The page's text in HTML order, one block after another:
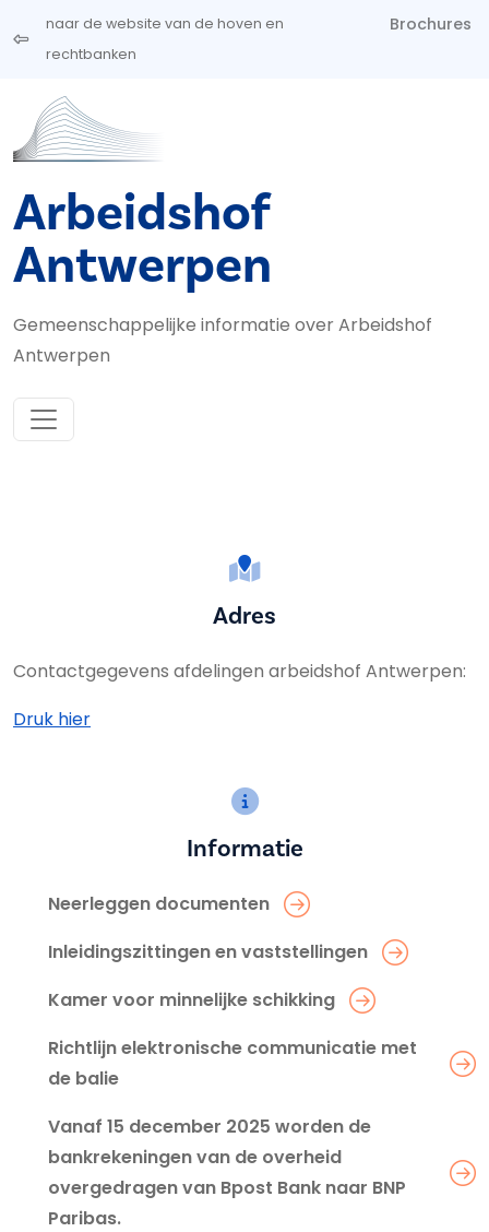
Overslaan en naar de inhoud gaan
naar de website van de hoven en
rechtbanken
Brochures
Arbeidshof
Antwerpen
Gemeenschappelijke informatie over Arbeidshof
Antwerpen
Adres
Contactgegevens afdelingen arbeidshof Antwerpen:
Druk hier
Informatie
Neerleggen documenten
Inleidingszittingen en vaststellingen
Kamer voor minnelijke schikking
Richtlijn elektronische communicatie met
de balie
Vanaf 15 december 2025 worden de
bankrekeningen van de overheid
overgedragen van Bpost Bank naar BNP
Paribas.